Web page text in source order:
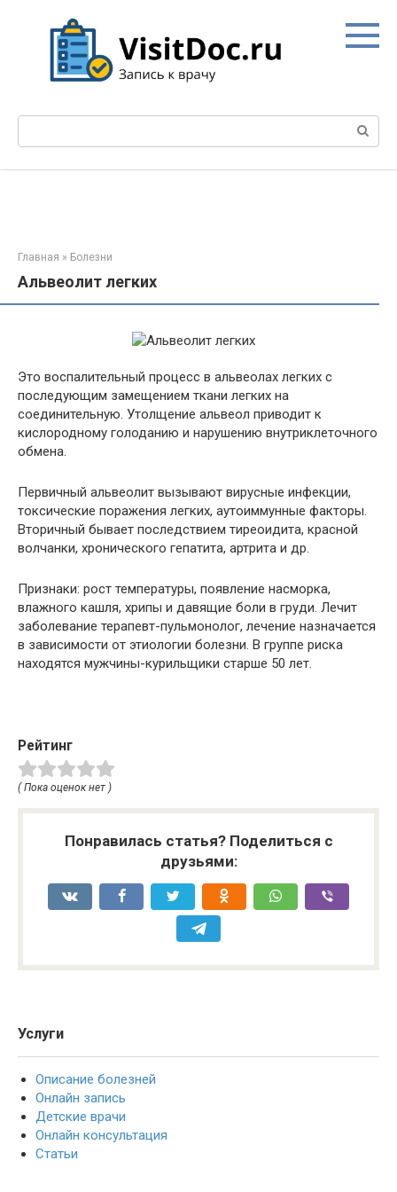
Поиск:
Главная » Болезни
Альвеолит легких
Это воспалительный процесс в альвеолах легких с
последующим замещением ткани легких на
соединительную. Утолщение альвеол приводит к
кислородному голоданию и нарушению внутриклеточного
обмена.
Первичный альвеолит вызывают вирусные инфекции,
токсические поражения легких, аутоиммунные факторы.
Вторичный бывает последствием тиреоидита, красной
волчанки, хронического гепатита, артрита и др.
Признаки: рост температуры, появление насморка,
влажного кашля, хрипы и давящие боли в груди. Лечит
заболевание терапевт-пульмонолог, лечение назначается
в зависимости от этиологии болезни. В группе риска
находятся мужчины-курильщики старше 50 лет.
Рейтинг
( Пока оценок нет )
Понравилась статья? Поделиться с
друзьями:
Услуги
Описание болезней
Онлайн запись
Детские врачи
Онлайн консультация
Статьи